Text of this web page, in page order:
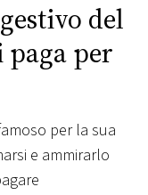
del
paga per
per la sua
e ammirarlo